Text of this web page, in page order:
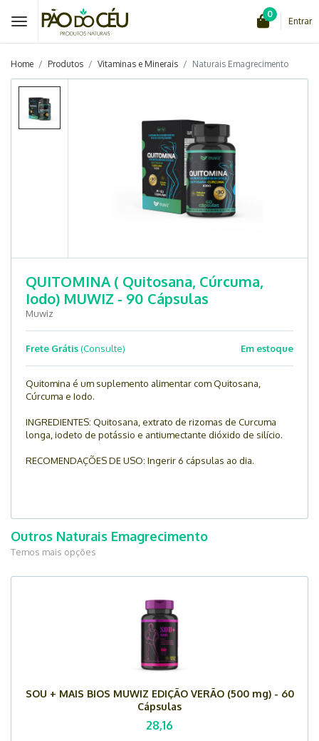
0
Entrar
Home Produtos Vitaminas e Minerais Naturais Emagrecimento
QUITOMINA ( Quitosana, Cúrcuma,
Iodo) MUWIZ - 90 Cápsulas
Muwiz
Em estoque
Frete Grátis(Consulte)
Quitomina é um suplemento alimentar com Quitosana,
Cúrcuma e Iodo.
INGREDIENTES: Quitosana, extrato de rizomas de Curcuma
longa, iodeto de potássio e antiumectante dióxido de silício.
RECOMENDAÇÕES DE USO: Ingerir 6 cápsulas ao dia.
Outros Naturais Emagrecimento
Temos mais opções
SOU + MAIS BIOS MUWIZ EDIÇÃO VERÃO (500 mg) - 60
Cápsulas
28,16